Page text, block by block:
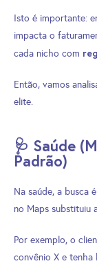
Isto é importante:
impacta o
cada nicho com
Então, vamos
elite.
🩺 Saúde
Padrão)
Na saúde, a busca
no Maps substituiu
Por exemplo, o
convênio X e tenha